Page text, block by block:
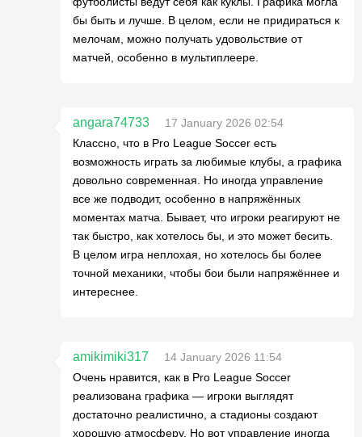
бы быть и лучше. В целом, если не придираться к
мелочам, можно получать удовольствие от
матчей, особенно в мультиплеере.
angara74733
17 January 2026 02:54
Классно, что в Pro League Soccer есть
возможность играть за любимые клубы, а графика
довольно современная. Но иногда управление
все же подводит, особенно в напряжённых
моментах матча. Бывает, что игроки реагируют не
так быстро, как хотелось бы, и это может бесить.
В целом игра неплохая, но хотелось бы более
точной механики, чтобы бои были напряжённее и
интереснее.
amikimiki317
14 January 2026 11:54
Очень нравится, как в Pro League Soccer
реализована графика — игроки выглядят
достаточно реалистично, а стадионы создают
хорошую атмосферу. Но вот управление иногда